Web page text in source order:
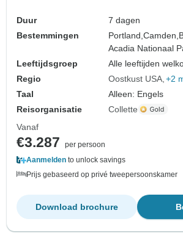
Duur
7 dagen
Bestemmingen
Portland,Camden,
Acadia Nationaal
Leeftijdsgroep
Alle leeftijden
Regio
Oostkust USA +2
Taal
Alleen: Engels
Reisorganisatie
Collette
Vanaf
€3.287
per persoon
Aanmelden to unlock savings
Prijs gebaseerd op privé tweepersoonskamer
Download brochure